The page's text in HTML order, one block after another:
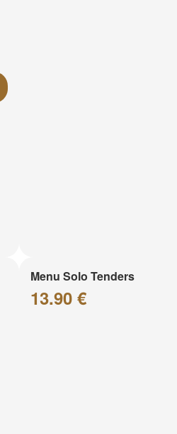
Menu Solo Tenders
13.90 €